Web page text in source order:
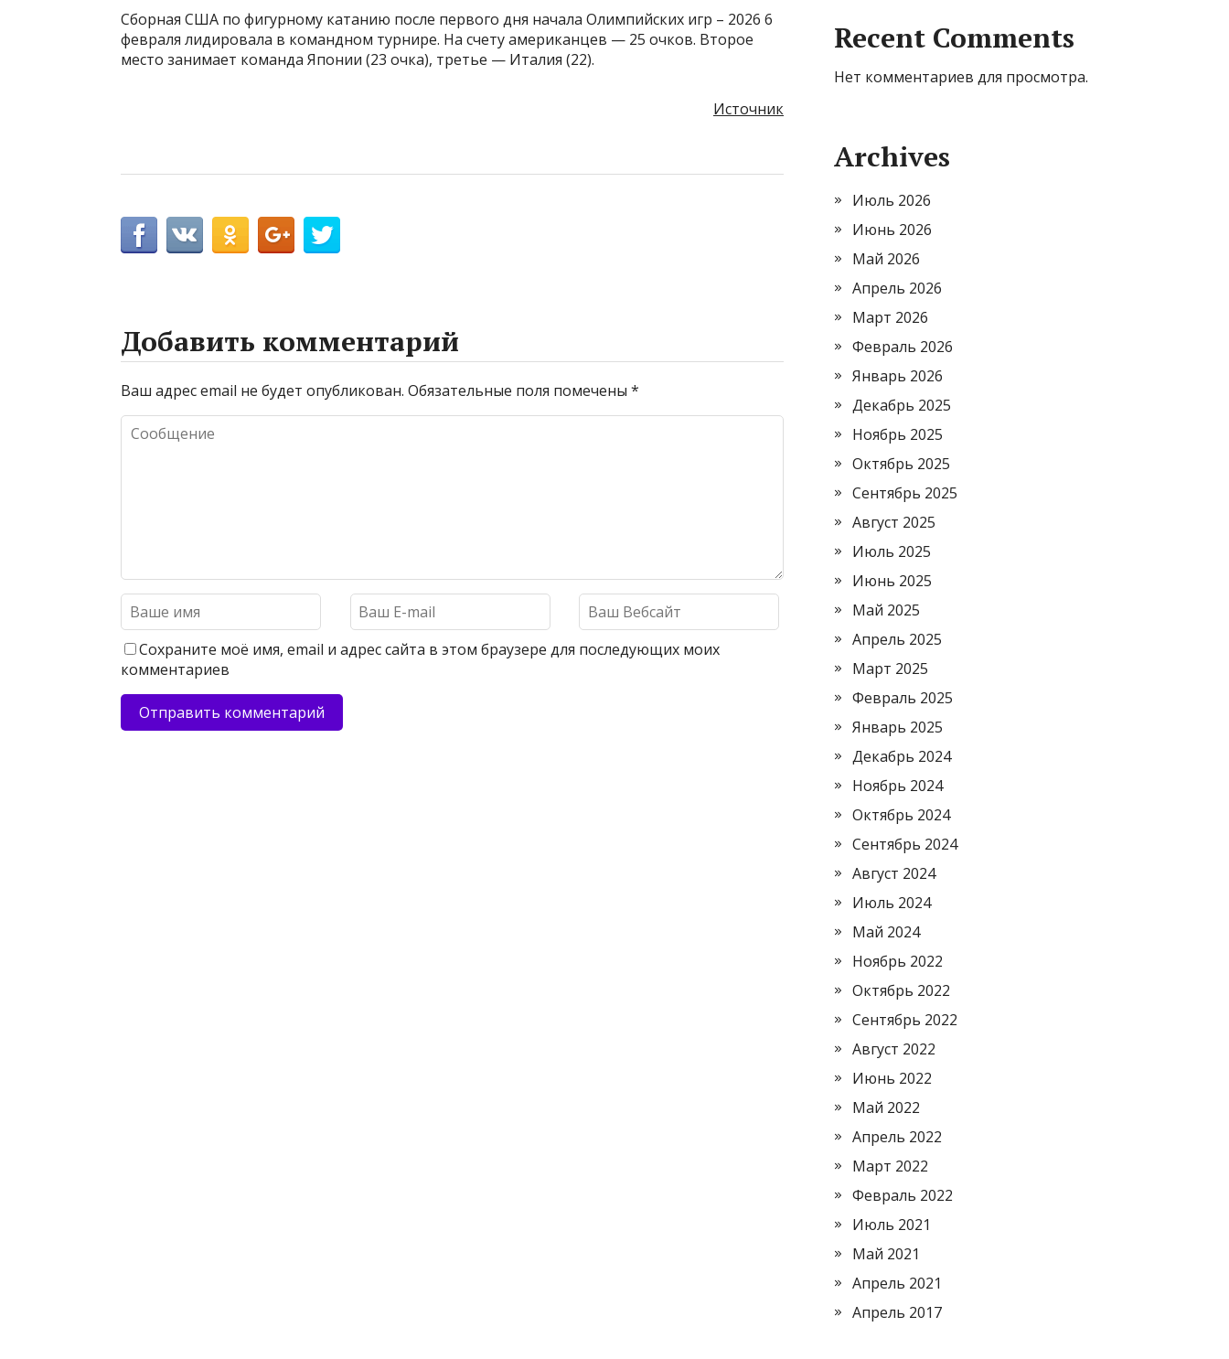
Сборная США по фигурному катанию после первого дня начала Олимпийских игр – 2026 6
февраля лидировала в командном турнире. На счету американцев — 25 очков. Второе
место занимает команда Японии (23 очка), третье — Италия (22).
Источник
Добавить комментарий
Ваш адрес email не будет опубликован. Обязательные поля помечены *
Сохраните моё имя, email и адрес сайта в этом браузере для последующих моих
комментариев
Recent Comments
Нет комментариев для просмотра.
Archives
Июль 2026
Июнь 2026
Май 2026
Апрель 2026
Март 2026
Февраль 2026
Январь 2026
Декабрь 2025
Ноябрь 2025
Октябрь 2025
Сентябрь 2025
Август 2025
Июль 2025
Июнь 2025
Май 2025
Апрель 2025
Март 2025
Февраль 2025
Январь 2025
Декабрь 2024
Ноябрь 2024
Октябрь 2024
Сентябрь 2024
Август 2024
Июль 2024
Май 2024
Ноябрь 2022
Октябрь 2022
Сентябрь 2022
Август 2022
Июнь 2022
Май 2022
Апрель 2022
Март 2022
Февраль 2022
Июль 2021
Май 2021
Апрель 2021
Апрель 2017